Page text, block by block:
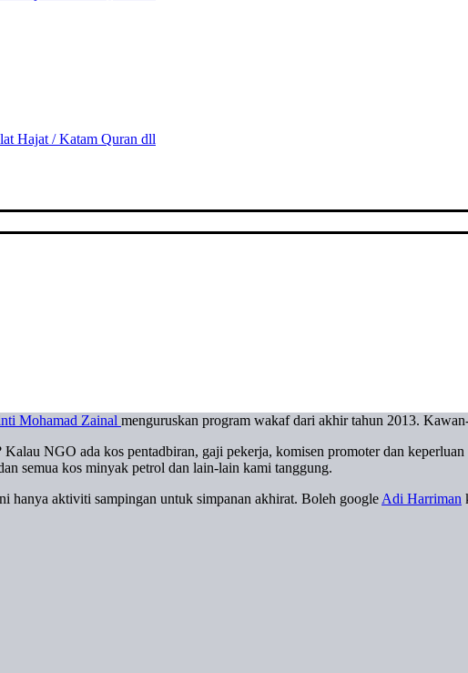
Hajat / Katam Quran dll
Mohamad Zainal menguruskan program wakaf dari akhir tahun 2013.
NGO ada kos pentadbiran, gaji pekerja, komisen promoter dan
semua kos minyak petrol dan lain-lain kami tanggung.
hanya aktiviti sampingan untuk simpanan akhirat. Boleh google Adi Harriman